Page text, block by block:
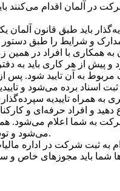
در آلمان اقدام می‌کنند
به آن تایید شود. پس از
و افراد حرفه‌ای و
به شما اعلام می‌شود.
می‌شود و توسط اداره مالیات برای شما ارسال می‌شود.
ثبت شرکت در اداره